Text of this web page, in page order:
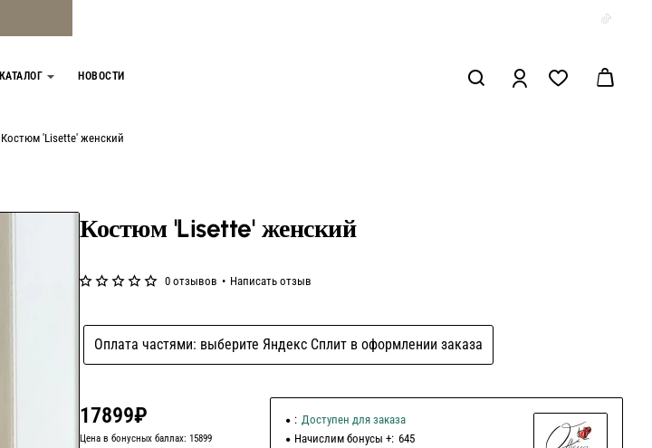
КАТАЛОГ НОВОСТИ
Костюм 'Lisette' женский
Костюм 'Lisette' женский
Оплата частями: выберите Яндекс Сплит в оформлении заказа
0 отзывов • Написать отзыв
17899₽
Цена в бонусных баллах: 15899
: Доступен для заказа
Начислим бонусы +: 645